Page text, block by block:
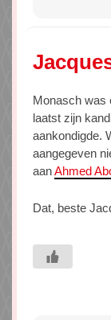
Monasch was
laatst zijn
aankondigde.
aangegeven
aanAhmed
Dat, beste